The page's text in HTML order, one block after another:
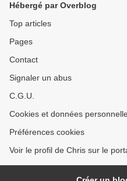
Hébergé par Overblog
Top articles
Pages
Contact
Signaler un abus
C.G.U.
Cookies et données
Préférences cookies
Voir le profil de Chris sur le